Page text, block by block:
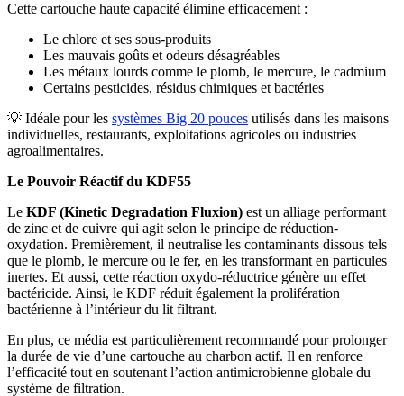
Cette cartouche haute capacité élimine efficacement :
Le chlore et ses sous-produits
Les mauvais goûts et odeurs désagréables
Les métaux lourds comme le plomb, le mercure, le cadmium
Certains pesticides, résidus chimiques et bactéries
💡 Idéale pour les systèmes Big 20 pouces utilisés dans les maisons
individuelles, restaurants, exploitations agricoles ou industries
agroalimentaires.
Le Pouvoir Réactif du KDF55
Le KDF (Kinetic Degradation Fluxion) est un alliage performant
de zinc et de cuivre qui agit selon le principe de réduction-
oxydation. Premièrement, il neutralise les contaminants dissous tels
que le plomb, le mercure ou le fer, en les transformant en particules
inertes. Et aussi, cette réaction oxydo-réductrice génère un effet
bactéricide. Ainsi, le KDF réduit également la prolifération
bactérienne à l’intérieur du lit filtrant.
En plus, ce média est particulièrement recommandé pour prolonger
la durée de vie d’une cartouche au charbon actif. Il en renforce
l’efficacité tout en soutenant l’action antimicrobienne globale du
système de filtration.